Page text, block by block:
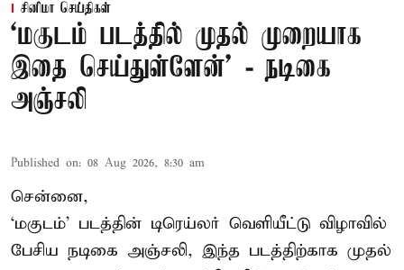
சினிமா செய்திகள்
‘மகுடம் படத்தில் முதல் முறையாக
இதை செய்துள்ளேன்’ - நடிகை
அஞ்சலி
Published on: 08 Aug 2026, 8:30 am
சென்னை,
‘மகுடம்’ படத்தின் டிரெய்லர் வெளியீட்டு விழாவில்
பேசிய நடிகை அஞ்சலி, இந்த படத்திற்காக முதல்